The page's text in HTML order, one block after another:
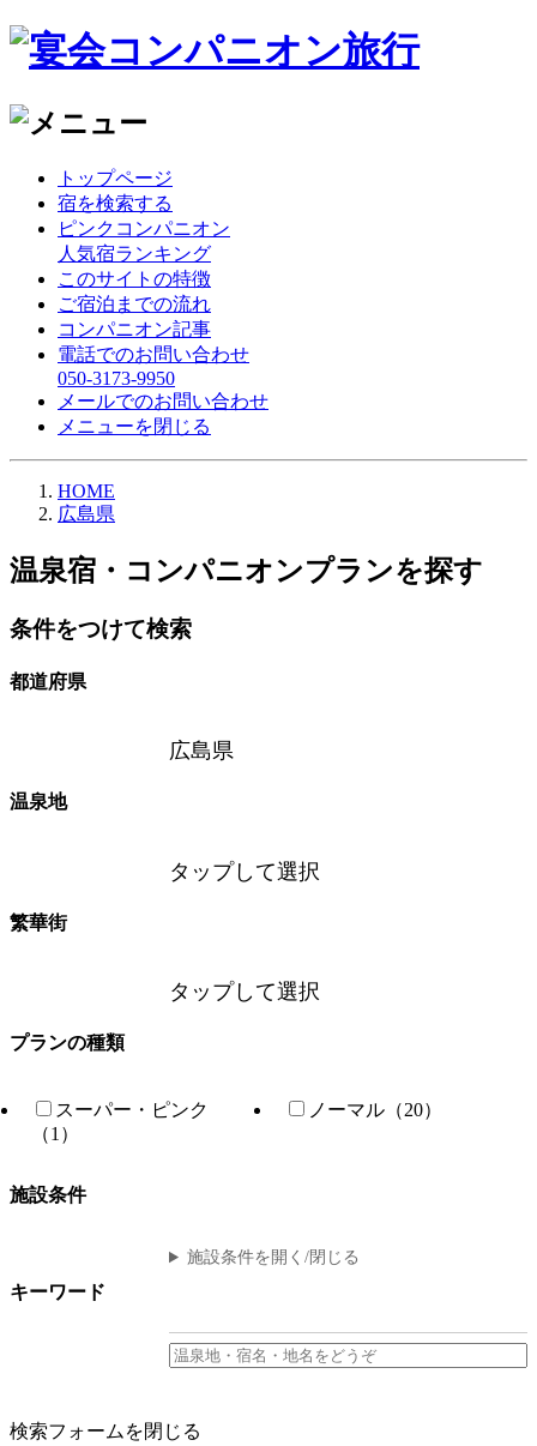
トップページ
宿を検索する
ピンクコンパニオン
人気宿ランキング
このサイトの特徴
ご宿泊までの流れ
コンパニオン記事
電話でのお問い合わせ
050-3173-9950
メールでのお問い合わせ
メニューを閉じる
HOME
広島県
温泉宿・コンパニオンプランを探す
条件をつけて検索
都道府県
広島県
温泉地
タップして選択
繁華街
タップして選択
プランの種類
スーパー・ピンク
（1）
ノーマル（20）
施設条件
施設条件を開く/閉じる
キーワード
検索フォームを閉じる